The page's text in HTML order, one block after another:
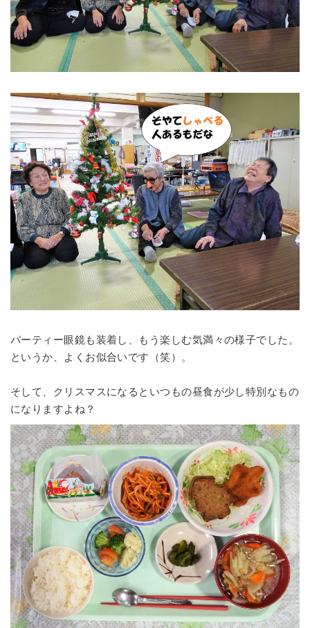
パーティー眼鏡も装着し、もう楽しむ気満々の様子でした。
というか、よくお似合いです（笑）。
そして、クリスマスになるといつもの昼食が少し特別なもの
になりますよね？